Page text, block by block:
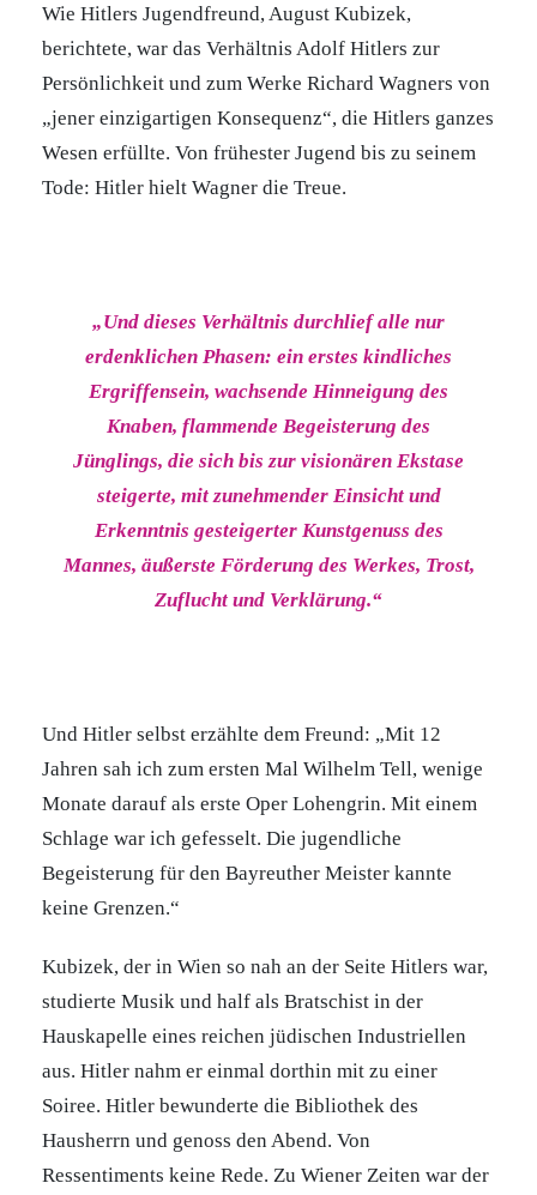
Wie Hitlers Jugendfreund, August Kubizek,
berichtete, war das Verhältnis Adolf Hitlers zur
Persönlichkeit und zum Werke Richard Wagners von
„jener einzigartigen Konsequenz“, die Hitlers ganzes
Wesen erfüllte. Von frühester Jugend bis zu seinem
Tode: Hitler hielt Wagner die Treue.
„Und dieses Verhältnis durchlief alle nur
erdenklichen Phasen: ein erstes kindliches
Ergriffensein, wachsende Hinneigung des
Knaben, flammende Begeisterung des
Jünglings, die sich bis zur visionären Ekstase
steigerte, mit zunehmender Einsicht und
Erkenntnis gesteigerter Kunstgenuss des
Mannes, äußerste Förderung des Werkes, Trost,
Zuflucht und Verklärung.“
Und Hitler selbst erzählte dem Freund: „Mit 12
Jahren sah ich zum ersten Mal Wilhelm Tell, wenige
Monate darauf als erste Oper Lohengrin. Mit einem
Schlage war ich gefesselt. Die jugendliche
Begeisterung für den Bayreuther Meister kannte
keine Grenzen.“
Kubizek, der in Wien so nah an der Seite Hitlers war,
studierte Musik und half als Bratschist in der
Hauskapelle eines reichen jüdischen Industriellen
aus. Hitler nahm er einmal dorthin mit zu einer
Soiree. Hitler bewunderte die Bibliothek des
Hausherrn und genoss den Abend. Von
Ressentiments keine Rede. Zu Wiener Zeiten war der